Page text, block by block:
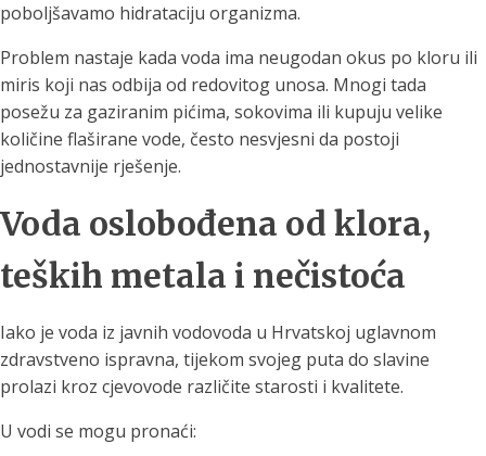
poboljšavamo hidrataciju organizma.
Problem nastaje kada voda ima neugodan okus po kloru ili
miris koji nas odbija od redovitog unosa. Mnogi tada
posežu za gaziranim pićima, sokovima ili kupuju velike
količine flaširane vode, često nesvjesni da postoji
jednostavnije rješenje.
Voda oslobođena od klora,
teških metala i nečistoća
Iako je voda iz javnih vodovoda u Hrvatskoj uglavnom
zdravstveno ispravna, tijekom svojeg puta do slavine
prolazi kroz cjevovode različite starosti i kvalitete.
U vodi se mogu pronaći: